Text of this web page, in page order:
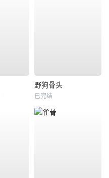
野狗骨头
已完结